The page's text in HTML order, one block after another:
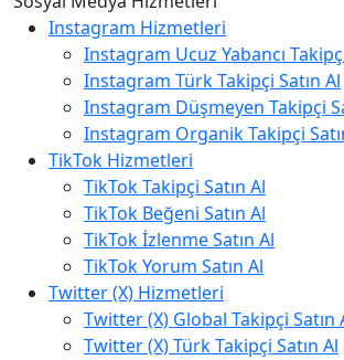
Instagram Hizmetleri
Instagram Ucuz Yabancı
Instagram Türk Takipçi Satın Al
Instagram Düşmeyen Takipçi
Instagram Organik Takipçi
TikTok Hizmetleri
TikTok Takipçi Satın Al
TikTok Beğeni Satın Al
TikTok İzlenme Satın Al
TikTok Yorum Satın Al
Twitter (X) Hizmetleri
Twitter (X) Global Takipçi Satın
Twitter (X) Türk Takipçi Satın Al